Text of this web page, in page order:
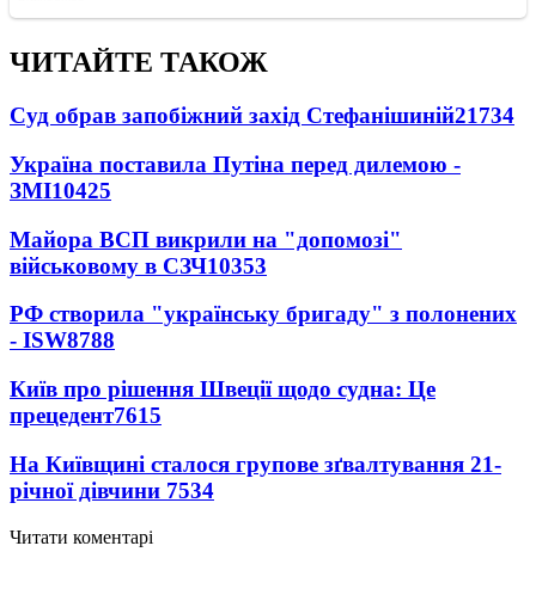
ЧИТАЙТЕ ТАКОЖ
Суд обрав запобіжний захід Стефанішиній21734
Україна поставила Путіна перед дилемою -
ЗМІ10425
Майора ВСП викрили на "допомозі"
військовому в СЗЧ10353
РФ створила "українську бригаду" з полонених
- ISW8788
Київ про рішення Швеції щодо судна: Це
прецедент7615
На Київщині сталося групове зґвалтування 21-
річної дівчини 7534
Читати коментарі